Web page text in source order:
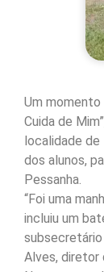
Um
Cuida de
localidade
dos alunos,
Pessanha.
“Foi uma
incluiu um
Alves, diretor